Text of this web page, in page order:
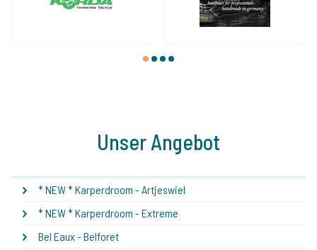
1 2 3 4
Unser Angebot
* NEW * Karperdroom - Artjeswiel
* NEW * Karperdroom - Extreme
Bel Eaux - Belforet